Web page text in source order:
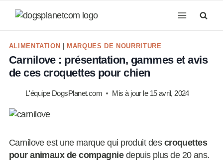
ALIMENTATION MARQUES DE NOURRITURE
Carnilove : présentation, gammes et avis
de ces croquettes pour chien
L'équipe DogsPlanet.com Mis à jour le 15 avril, 2024
Carnilove est une marque qui produit des croquettes
pour animaux de compagniedepuis plus de 20 ans.